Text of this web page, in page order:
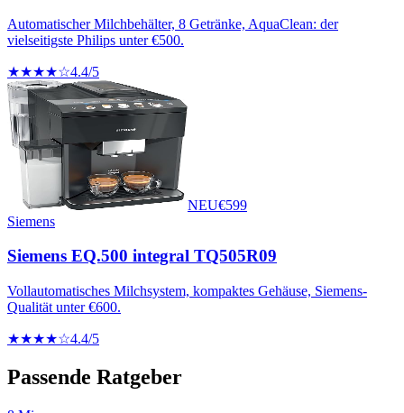
Automatischer Milchbehälter, 8 Getränke, AquaClean: der
vielseitigste Philips unter €500.
★★★★☆4.4/5
NEU€599
Siemens
Siemens EQ.500 integral TQ505R09
Vollautomatisches Milchsystem, kompaktes Gehäuse, Siemens-
Qualität unter €600.
★★★★☆4.4/5
Passende Ratgeber